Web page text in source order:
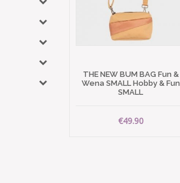
THE NEW BUM BAG Fun &
Wena SMALL Hobby & Fun
SMALL
€49.90